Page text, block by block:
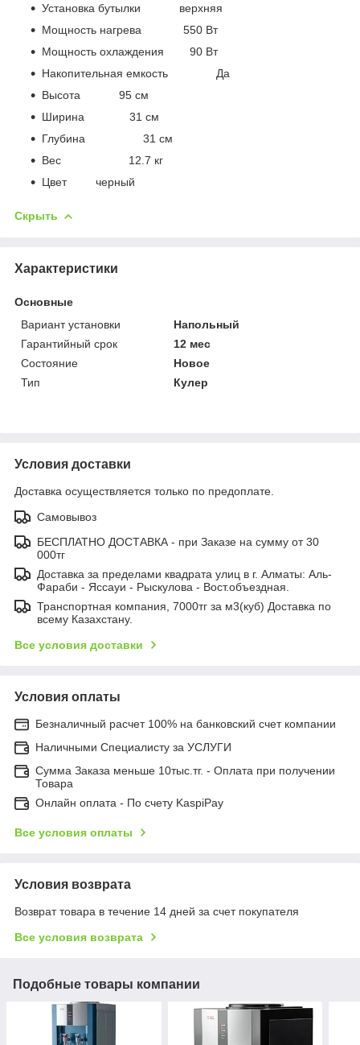
Установка бутылки верхняя
Мощность нагрева 550 Вт
Мощность охлаждения 90 Вт
Накопительная емкость Да
Высота 95 см
Ширина 31 см
Глубина 31 см
Вес 12.7 кг
Цвет черный
Скрыть
Характеристики
Основные
Вариант установки
Напольный
Гарантийный срок
12 мес
Состояние
Новое
Тип
Кулер
Условия доставки
Доставка осуществляется только по предоплате.
Самовывоз
БЕСПЛАТНО ДОСТАВКА - при Заказе на сумму от 30
000тг
Доставка за пределами квадрата улиц в г. Алматы: Аль-
Фараби - Яссауи - Рыскулова - Вост.объездная.
Транспортная компания, 7000тг за м3(куб) Доставка по
всему Казахстану.
Все условия доставки
Условия оплаты
Безналичный расчет 100% на банковский счет компании
Наличными Специалисту за УСЛУГИ
Сумма Заказа меньше 10тыс.тг. - Оплата при получении
Товара
Онлайн оплата - По счету KaspiPay
Все условия оплаты
Условия возврата
Возврат товара в течение 14 дней за счет покупателя
Все условия возврата
Подобные товары компании